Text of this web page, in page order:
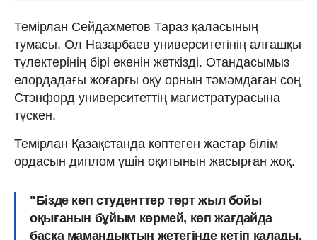
Темірлан Сейдахметов Тараз қаласының
тумасы. Ол Назарбаев университетінің алғашқы
түлектерінің бірі екенін жеткізді. Отандасымыз
елордадағы жоғарғы оқу орнын тәмәмдаған соң
Стэнфорд университеттің магистратурасына
түскен.
Темірлан Қазақстанда көптеген жастар білім
ордасын диплом үшін оқитынын жасырған жоқ.
"Бізде көп студенттер төрт жыл бойы
оқығанын бұйым көрмей, көп жағдайда
басқа мамандықтың жетегінде кетіп қалады.